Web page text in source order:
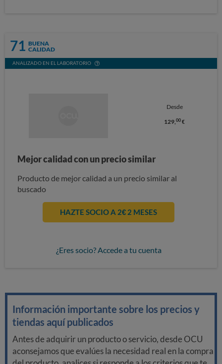
71 BUENA
CALIDAD
ANALIZADO EN EL LABORATORIO
Desde
129,00 €
Mejor calidad con un precio similar
Producto de mejor calidad a un precio similar al
buscado
HAZTE SOCIO A 2€ 2 MESES
¿Eres socio? Accede a tu cuenta
Información importante sobre los precios y
tiendas aquí publicados
Antes de adquirir un producto o servicio, desde OCU
aconsejamos que evalúes la necesidad real en la compra